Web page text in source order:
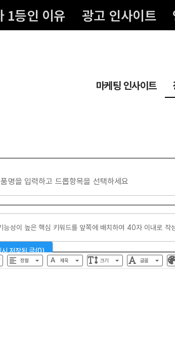
1등인 이유 광고 인사이트
마케팅 인사이트
명을 입력하고 드롭항목을 선택하세요
시 저장된 글(0)
정렬 제목 크기 글꼴